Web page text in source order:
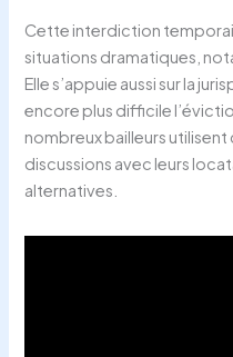
Cette interdiction
situations dramatiques,
Elle s’appuie aussi sur la
encore plus difficile
nombreux bailleurs
discussions avec leurs
alternatives.